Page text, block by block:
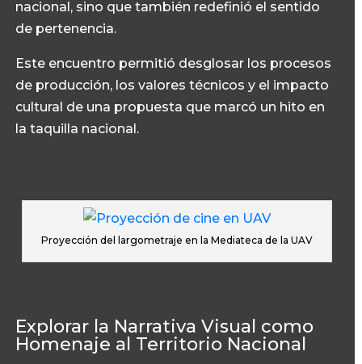
nacional, sino que también redefinió el sentido
de pertenencia.
Este encuentro permitió desglosar los procesos
de producción, los valores técnicos y el impacto
cultural de una propuesta que marcó un hito en
la taquilla nacional.
Proyección del largometraje en la Mediateca de la UAV
Explorar la Narrativa Visual como
Homenaje al Territorio Nacional